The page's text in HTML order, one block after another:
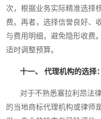
次，根据业务实际精准选择
费。再者，选择信誉良好、
与费用明细，避免隐形收费
适时调整预算。
十一、 代理机构的选择
对于不熟悉塞拉利昂法律
的当地商标代理机构或律师